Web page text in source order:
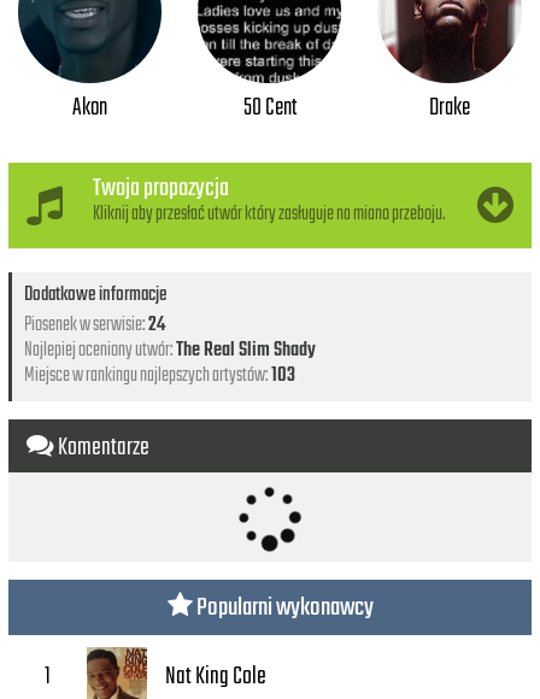
Akon 50 Cent Drake
Twoja propozycja
Kliknij aby przesłać utwór który zasługuje na miano przeboju.
Dodatkowe informacje
Piosenek w serwisie:24
Najlepiej oceniony utwór:The Real Slim Shady
Miejsce w rankingu najlepszych artystów:103
Komentarze
Popularni wykonawcy
1 Nat King Cole